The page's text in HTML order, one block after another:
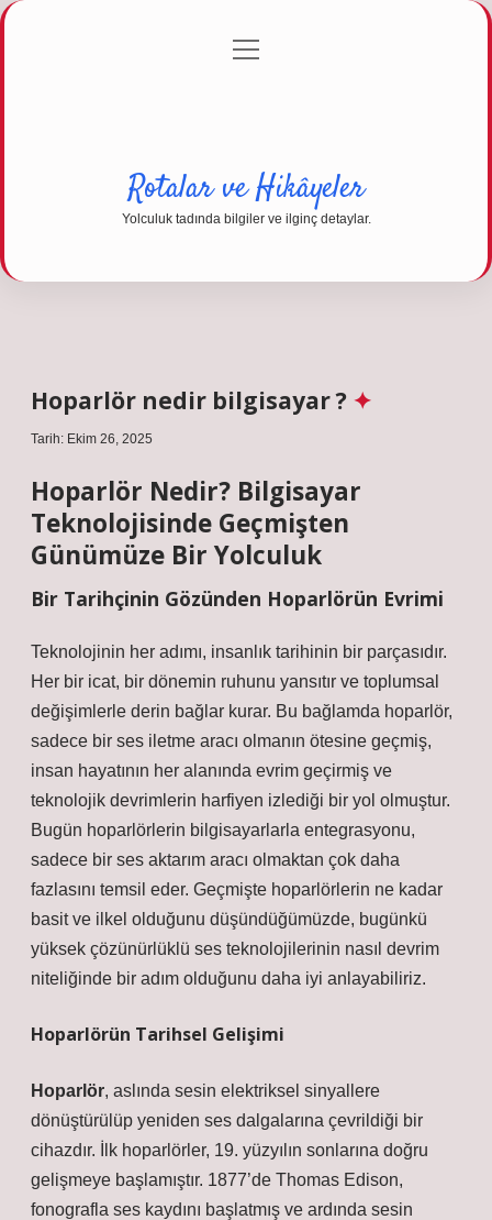
Gizlilik Politikası
menüyü
Rotalar ve Hikâyeler
Yolculuk tadında bilgiler ve ilginç detaylar.
Hoparlör nedir bilgisayar ?
Tarih: Ekim 26, 2025
Hoparlör Nedir? Bilgisayar
Teknolojisinde Geçmişten
Günümüze Bir Yolculuk
Bir Tarihçinin Gözünden Hoparlörün Evrimi
Teknolojinin her adımı, insanlık tarihinin bir parçasıdır.
Her bir icat, bir dönemin ruhunu yansıtır ve toplumsal
değişimlerle derin bağlar kurar. Bu bağlamda hoparlör,
sadece bir ses iletme aracı olmanın ötesine geçmiş,
insan hayatının her alanında evrim geçirmiş ve
teknolojik devrimlerin harfiyen izlediği bir yol olmuştur.
Bugün hoparlörlerin bilgisayarlarla entegrasyonu,
sadece bir ses aktarım aracı olmaktan çok daha
fazlasını temsil eder. Geçmişte hoparlörlerin ne kadar
basit ve ilkel olduğunu düşündüğümüzde, bugünkü
yüksek çözünürlüklü ses teknolojilerinin nasıl devrim
niteliğinde bir adım olduğunu daha iyi anlayabiliriz.
Hoparlörün Tarihsel Gelişimi
Hoparlör, aslında sesin elektriksel sinyallere
dönüştürülüp yeniden ses dalgalarına çevrildiği bir
cihazdır. İlk hoparlörler, 19. yüzyılın sonlarına doğru
gelişmeye başlamıştır. 1877’de Thomas Edison,
fonografla ses kaydını başlatmış ve ardında sesin